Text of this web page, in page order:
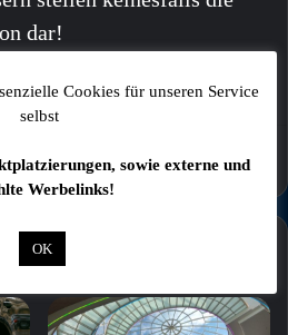
dar!
Cookies für unseren Service
selbst
sowie externe und
Werbelinks!
OK